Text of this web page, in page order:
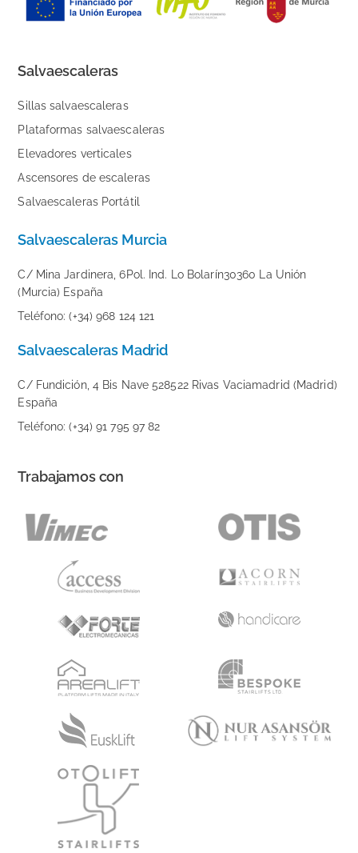
Salvaescaleras
Sillas salvaescaleras
Plataformas salvaescaleras
Elevadores verticales
Ascensores de escaleras
Salvaescaleras Portátil
Salvaescaleras Murcia
C/ Mina Jardinera, 6Pol. Ind. Lo Bolarín30360 La Unión
(Murcia) España
Teléfono: (+34) 968 124 121
Salvaescaleras Madrid
C/ Fundición, 4 Bis Nave 528522 Rivas Vaciamadrid (Madrid)
España
Teléfono: (+34) 91 795 97 82
Trabajamos con